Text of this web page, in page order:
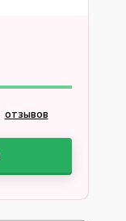
отзывов